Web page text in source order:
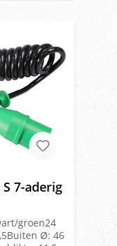
7-aderig
groen24
Ø: 46